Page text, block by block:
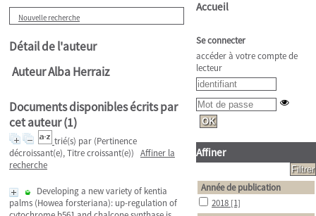
Nouvelle recherche
Détail de l'auteur
Auteur Alba Herraiz
Documents disponibles écrits par
cet auteur (1)
trié(s) par (Pertinence
décroissant(e), Titre croissant(e)) Affiner la
recherche
Developing a new variety of kentia
palms (Howea forsteriana): up-regulation of
Accueil
Se connecter
accéder à votre compte de
lecteur
Affiner
Année de publication
2018 [1]